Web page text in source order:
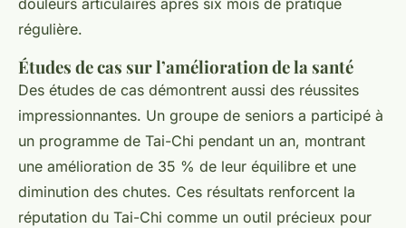
douleurs articulaires après six mois de pratique
régulière.
Études de cas sur l’amélioration de la santé
Des études de cas démontrent aussi des réussites
impressionnantes. Un groupe de seniors a participé à
un programme de Tai-Chi pendant un an, montrant
une amélioration de 35 % de leur équilibre et une
diminution des chutes. Ces résultats renforcent la
réputation du Tai-Chi comme un outil précieux pour